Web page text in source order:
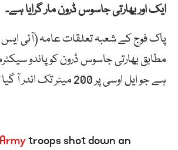
ایک اور بھارتی جاسوس ڈرون مار گرایا ہے۔
پاک فوج کے شعبہ تعلقات عامہ (آئی
مطابق بھارتی جاسوس ڈرون کو پاندو
ہے جو ایل اوسی پر 200 میٹر تک اندر آ گیا تھا۔
troops shot down an